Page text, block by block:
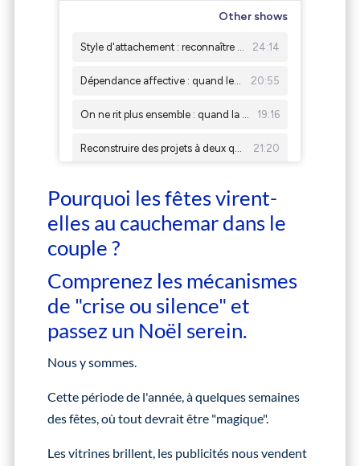
Pourquoi les fêtes virent-
elles au cauchemar dans le
couple ?
Comprenez les mécanismes
de "crise ou silence" et
passez un Noël serein.
Nous y sommes.
Cette période de l'année, à quelques semaines
des fêtes, où tout devrait être "magique".
Les vitrines brillent, les publicités nous vendent